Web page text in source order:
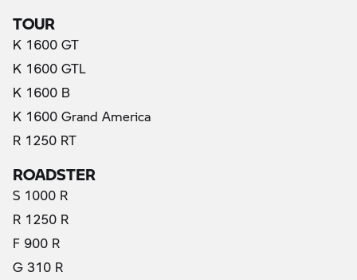
TOUR
K 1600 GT
K 1600 GTL
K 1600 B
K 1600 Grand America
R 1250 RT
ROADSTER
S 1000 R
R 1250 R
F 900 R
G 310 R